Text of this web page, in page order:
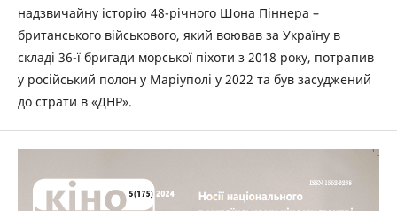
надзвичайну історію 48-річного Шона Піннера –
британського військового, який воював за Україну в
складі 36-ї бригади морської піхоти з 2018 року, потрапив
у російський полон у Маріуполі у 2022 та був засуджений
до страти в «ДНР».